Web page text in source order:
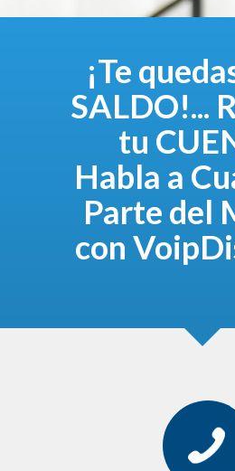
¡Te
SALDO!...
tu
Habla a
Parte del
con